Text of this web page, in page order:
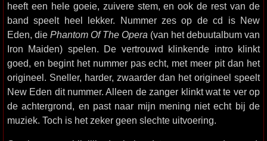
heeft een hele goeie, zuivere stem, en ook de rest van de
band speelt heel lekker. Nummer zes op de cd is New
Eden, die Phantom Of The Opera (van het debuutalbum van
Iron Maiden) spelen. De vertrouwd klinkende intro klinkt
goed, en begint het nummer pas echt, met meer pit dan het
origineel. Sneller, harder, zwaarder dan het origineel speelt
New Eden dit nummer. Alleen de zanger klinkt wat te ver op
de achtergrond, en past naar mijn mening niet echt bij de
muziek. Toch is het zeker geen slechte uitvoering.